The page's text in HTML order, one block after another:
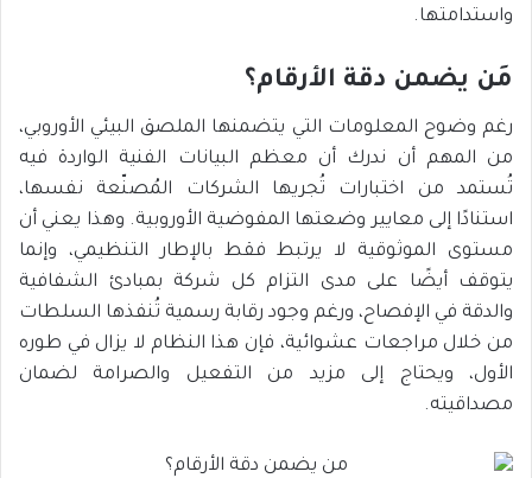
واستدامتها.
مَن يضمن دقة الأرقام؟
رغم وضوح المعلومات التي يتضمنها الملصق البيئي الأوروبي،
من المهم أن ندرك أن معظم البيانات الفنية الواردة فيه
تُستمد من اختبارات تُجريها الشركات المُصنّعة نفسها،
استنادًا إلى معايير وضعتها المفوضية الأوروبية. وهذا يعني أن
مستوى الموثوقية لا يرتبط فقط بالإطار التنظيمي، وإنما
يتوقف أيضًا على مدى التزام كل شركة بمبادئ الشفافية
والدقة في الإفصاح، ورغم وجود رقابة رسمية تُنفذها السلطات
من خلال مراجعات عشوائية، فإن هذا النظام لا يزال في طوره
الأول، ويحتاج إلى مزيد من التفعيل والصرامة لضمان
مصداقيته.